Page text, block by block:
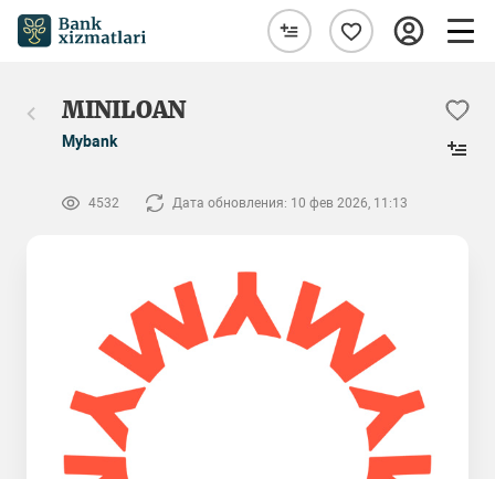
MINILOAN
Mybank
4532 Дата обновления: 10 фев 2026, 11:13